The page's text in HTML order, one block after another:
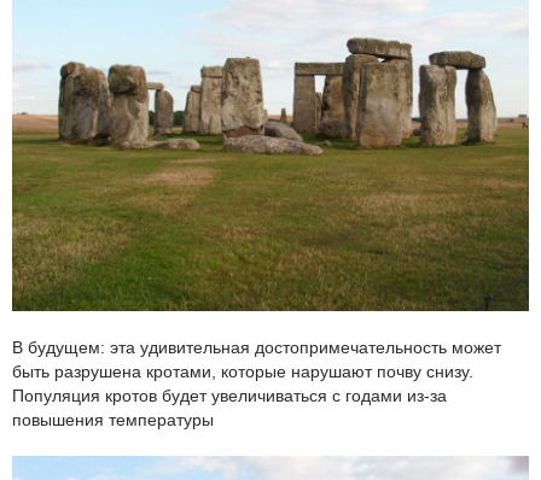
В будущем: эта удивительная достопримечательность может
быть разрушена кротами, которые нарушают почву снизу.
Популяция кротов будет увеличиваться с годами из-за
повышения температуры